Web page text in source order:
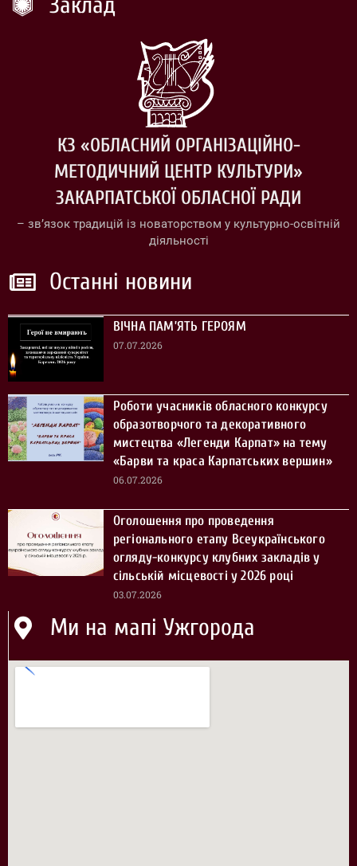
КЗ «ОБЛАСНИЙ ОРГАНІЗАЦІЙНО-
МЕТОДИЧНИЙ ЦЕНТР КУЛЬТУРИ»
ЗАКАРПАТСЬКОЇ ОБЛАСНОЇ РАДИ
– зв’язок традицій із новаторством у культурно-освітній
діяльності
Останні новини
ВІЧНА ПАМ’ЯТЬ ГЕРОЯМ
07.07.2026
Роботи учасників обласного конкурсу
образотворчого та декоративного
мистецтва «Легенди Карпат» на тему
«Барви та краса Карпатських вершин»
06.07.2026
Оголошення про проведення
регіонального етапу Всеукраїнського
огляду-конкурсу клубних закладів у
сільській місцевості у 2026 році
03.07.2026
Ми на мапі Ужгорода